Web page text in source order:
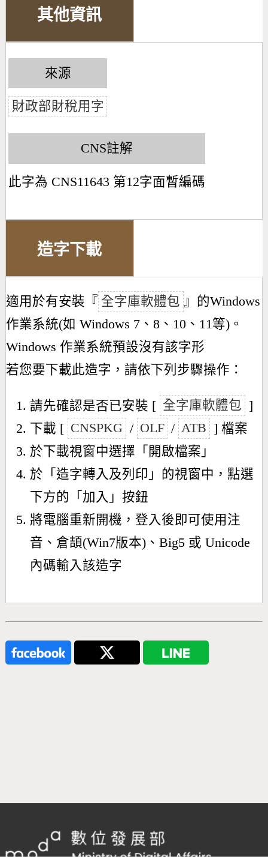
其他資訊
來源
財政部財稅用字
CNS註解
此字為 CNS11643 第12字面暫編碼
造字下載
適用於有安裝『 全字庫軟體包 』的Windows
作業系統(如 Windows 7、8、10、11等)。
Windows 作業系統預設沒有該字形
若您要下載此造字，請依下列步驟操作：
請先確認是否已安裝 [ 全字庫軟體包 ]
下載 [ CNSPKG / OLF / ATB ] 檔案
於下載視窗中選擇「開啟檔案」
於「造字轉入及列印」的視窗中，點選
下方的「加入」按鈕
將電腦重新開機，登入後即可使用注
音、倉頡(Win7版本)、Big5 或 Unicode
內碼輸入該造字